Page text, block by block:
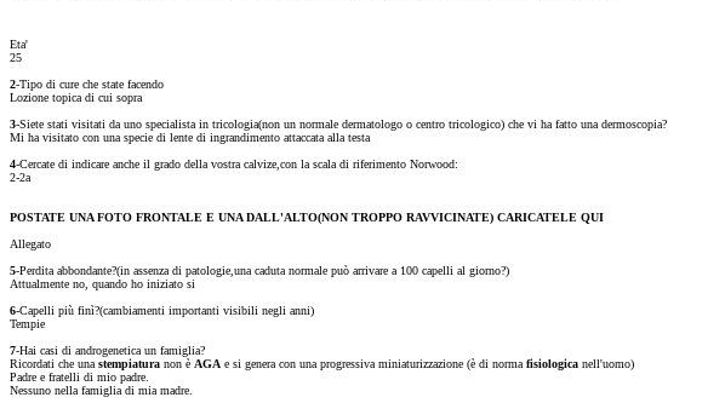
Eta'
25
2-Tipo di cure che state facendo
Lozione topica di cui sopra
3-Siete stati visitati da uno specialista in tricologia(non un normale dermatologo o centro tricologico) che vi ha fatto una dermoscopia?
Mi ha visitato con una specie di lente di ingrandimento attaccata alla testa
4-Cercate di indicare anche il grado della vostra calvize,con la scala di riferimento Norwood:
2-2a
POSTATE UNA FOTO FRONTALE E UNA DALL'ALTO(NON TROPPO RAVVICINATE) CARICATELE QUI
Allegato
5-Perdita abbondante?(in assenza di patologie,una caduta normale può arrivare a 100 capelli al giorno?)
Attualmente no, quando ho iniziato si
6-Capelli più finì?(cambiamenti importanti visibili negli anni)
Tempie
7-Hai casi di androgenetica un famiglia?
Ricordati che una stempiatura non è AGA e si genera con una progressiva miniaturizzazione (è di norma fisiologica nell'uomo)
Padre e fratelli di mio padre.
Nessuno nella famiglia di mia madre.